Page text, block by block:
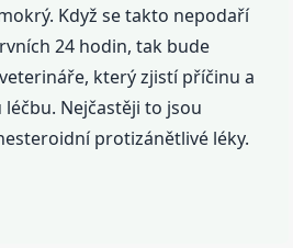
Když se takto nepodaří
24 hodin, tak bude
který zjistí příčinu a
Nejčastěji to jsou
protizánětlivé léky.